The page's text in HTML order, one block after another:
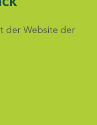
der Website der
auswählen